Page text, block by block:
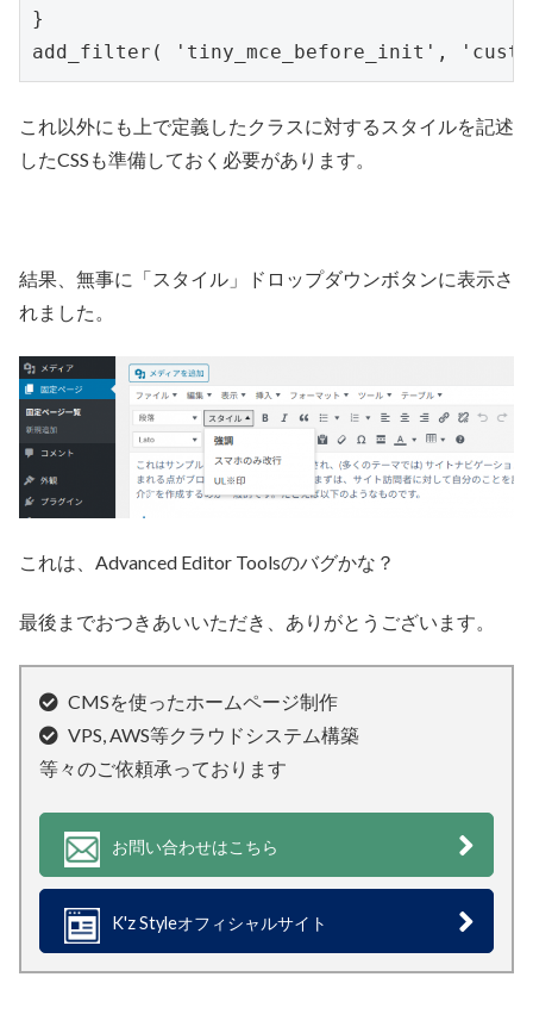
}
add_filter( 'tiny_mce_before_init',
これ以外にも上で定義したクラスに対するスタイルを記述
したCSSも準備しておく必要があります。
結果、無事に「スタイル」ドロップダウンボタンに表示さ
れました。
これは、Advanced Editor Toolsのバグかな？
最後までおつきあいいただき、ありがとうございます。
CMSを使ったホームページ制作
VPS, AWS等クラウドシステム構築
等々のご依頼承っております
お問い合わせはこちら
K'z Styleオフィシャルサイト